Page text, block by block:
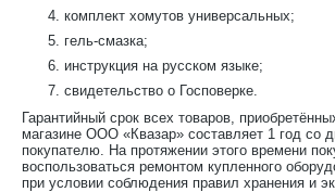
комплект хомутов универсальных;
гель-смазка;
инструкция на русском языке;
свидетельство о Госповерке.
Гарантийный срок всех товаров,
магазине ООО «Квазар» составляет 1 год со
покупателю. На протяжении этого времени
воспользоваться ремонтом купленного
при условии соблюдения правил хранения и